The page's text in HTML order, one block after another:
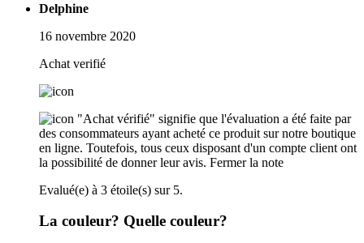
Delphine
16 novembre 2020
Achat verifié
"Achat vérifié" signifie que l'évaluation a été faite par
des consommateurs ayant acheté ce produit sur notre boutique
en ligne. Toutefois, tous ceux disposant d'un compte client ont
la possibilité de donner leur avis. Fermer la note
Evalué(e) à 3 étoile(s) sur 5.
La couleur? Quelle couleur?